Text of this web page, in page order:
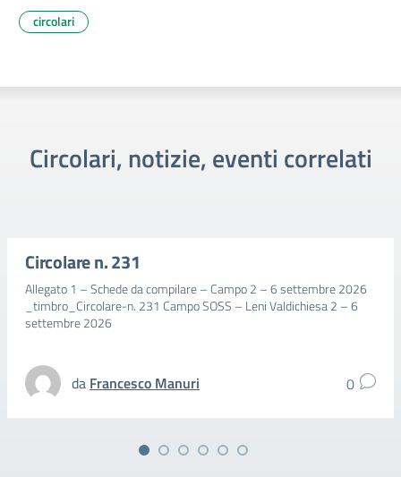
circolari
Circolari, notizie, eventi correlati
Circolare n. 231
Allegato 1 – Schede da compilare – Campo 2 – 6 settembre 2026
_timbro_Circolare-n. 231 Campo SOSS – Leni Valdichiesa 2 – 6
settembre 2026
da Francesco Manuri 0